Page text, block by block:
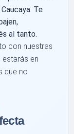
Te
al tanto.
con nuestras
estarás en
que no